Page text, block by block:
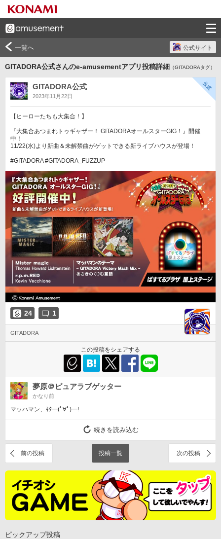
一覧へ 公式サイト
GITADORA公式さんのe-amusementアプリ投稿詳細 （GITADORAタグ）
GITADORA公式
2023年11月22日
【ヒーローたちも大集合！】
『大集合あつまれトゥギャザー！ GITADORAオールスターGIG！』開催
中！
11/22(水)より新曲＆未解禁曲がゲットできる新ライブハウスが登場！
#GITADORA #GITADORA_FUZZUP
24 1
GITADORA
この投稿をシェアする
夢原＠ピュアラブゲッター
かなり前
マッハマン、ｷﾀ━(ﾟ∀ﾟ)━!
続きを読み込む
前の投稿 投稿一覧 次の投稿
ピックアップ投稿